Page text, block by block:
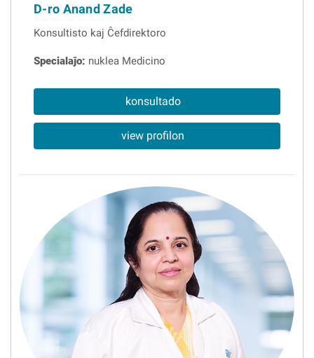
D-ro Anand Zade
Konsultisto kaj Ĉefdirektoro
Specialaĵo: nuklea Medicino
konsultado
view profilon